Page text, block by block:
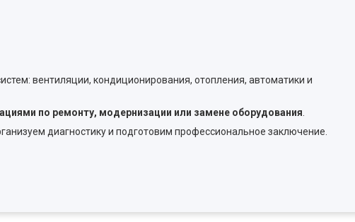
вентиляции, кондиционирования, отопления, автоматики и
по ремонту, модернизации или замене оборудования
диагностику и подготовим профессиональное заключение.